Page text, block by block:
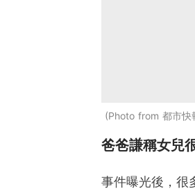
Photo from 都市快
爸爸謙稱女兒
事件曝光後，很